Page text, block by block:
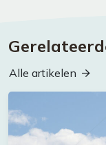
Alle artikelen